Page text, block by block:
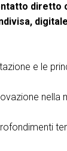
diretto
e le
nella